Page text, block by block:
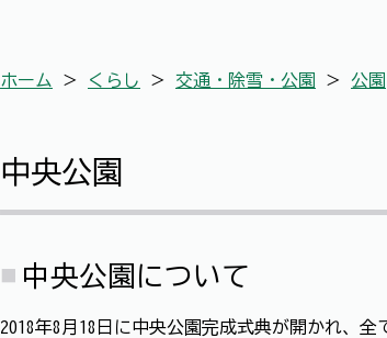
ホーム ＞ くらし ＞ 交通・除雪・公園 ＞ 公園
中央公園
中央公園について
2018年8月18日に中央公園完成式典が開かれ、全